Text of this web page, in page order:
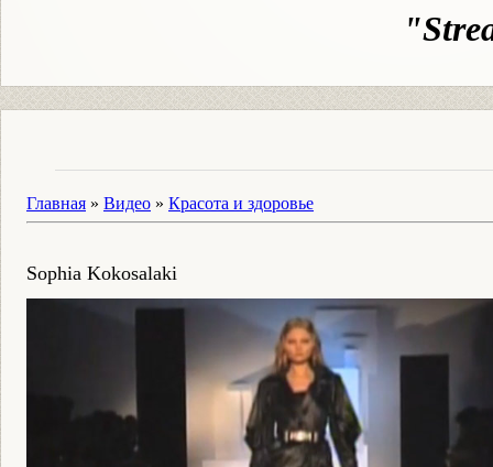
Главная » Видео » Красота и здоровье
Sophia Kokosalaki